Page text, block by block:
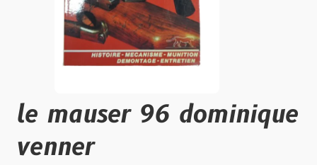
le mauser 96 dominique
venner